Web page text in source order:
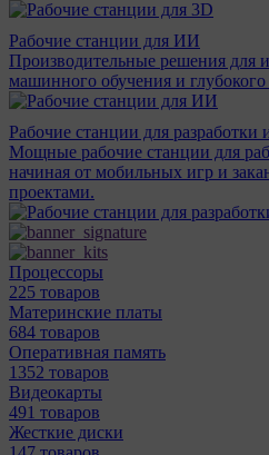
Рабочие станции для ИИ
Производительные решения для
машинного обучения и глубокого
Рабочие станции для разработки
Мощные рабочие станции для
начиная от мобильных игр и
проектами.
Процессоры
225 товаров
Материнcкие платы
684 товаров
Оперативная память
1352 товаров
Видеокарты
491 товаров
Жесткие диски